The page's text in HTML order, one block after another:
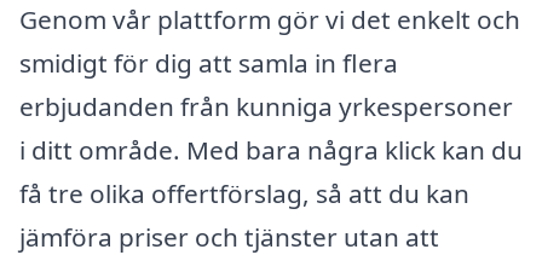
Genom vår plattform gör vi det enkelt och
smidigt för dig att samla in flera
erbjudanden från kunniga yrkespersoner
i ditt område. Med bara några klick kan du
få tre olika offertförslag, så att du kan
jämföra priser och tjänster utan att